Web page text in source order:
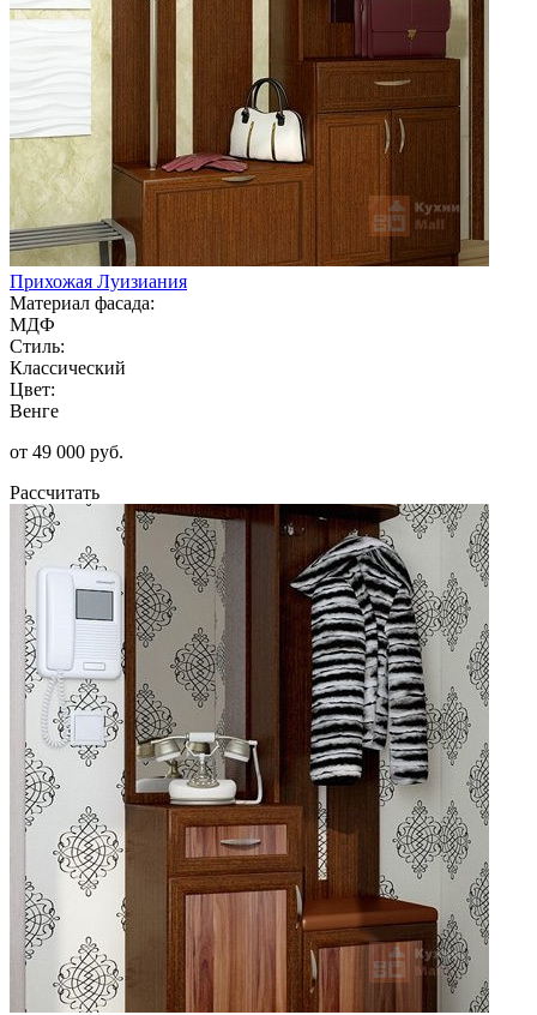
Прихожая Луизиания
Материал фасада:
МДФ
Стиль:
Классический
Цвет:
Венге
от 49 000 руб.
Рассчитать